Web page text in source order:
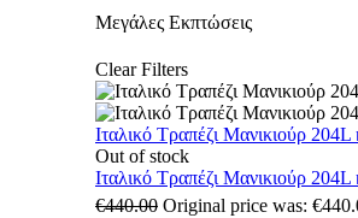
Μεγάλες Εκπτώσεις
Clear Filters
Ιταλικό Τραπέζι Μανικιούρ
Out of stock
Ιταλικό Τραπέζι Μανικιούρ
€440.00 Original price was: